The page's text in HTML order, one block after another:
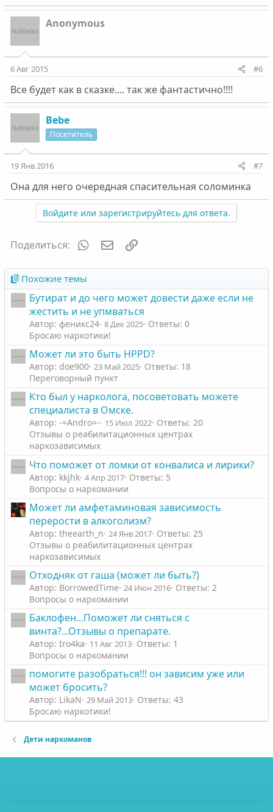
Anonymous
6 Авг 2015 #6
Все будет как в сказке.... так же фантастично!!!!
Bebe
Посетитель
19 Янв 2016 #7
Она для него очередная спасительная соломинка
Войдите или зарегистрируйтесь для ответа.
Поделиться: WhatsAppЭлектронная почта
Похожие темы
Бутират и до чего может довести даже если не
жестить и не упмваться
Автор: феникс24 8 Дек 2025 Ответы: 0
Бросаю наркотики!
Может ли это быть HPPD?
Автор: doe900 23 Май 2025 Ответы: 18
Переговорный пункт
Кто был у нарколога, посоветовать можете
специалиста в Омске.
Автор: -=Andro=- 15 Июл 2022 Ответы: 20
Отзывы о реабилитационных центрах
наркозависимых
Что поможет от ломки от конвалиса и лирики?
Автор: kkjhk 4 Апр 2017 Ответы: 5
Вопросы о наркомании
Может ли амфетаминовая зависимость
перерости в алкоголизм?
Автор: theearth_n 24 Янв 2017 Ответы: 25
Отзывы о реабилитационных центрах
наркозависимых
Отходняк от гаша (может ли быть?)
Автор: BorrowedTime 24 Июн 2016 Ответы: 2
Вопросы о наркомании
Баклофен...Поможет ли сняться с
винта?...Отзывы о препарате.
Автор: Iro4ka 11 Авг 2013 Ответы: 1
Вопросы о наркомании
помогите разобраться!!! он зависим уже или
может бросить?
Автор: LikaN 29 Май 2013 Ответы: 43
Бросаю наркотики!
Дети наркоманов